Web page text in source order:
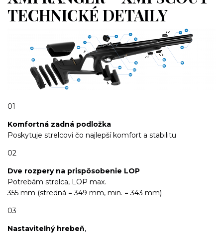
TECHNICKÉ DETAILY
01
Komfortná zadná podložka
Poskytuje strelcovi čo najlepší komfort a stabilitu
02
Dve rozpery na prispôsobenie LOP
Potrebám strelca, LOP max.
355 mm (stredná = 349 mm, min. = 343 mm)
03
Nastaviteľný hrebeň,